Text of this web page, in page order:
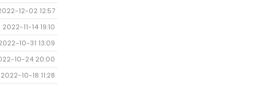
12-02 12:57
2022-11-14 19:10
10-31 13:09
10-24 20:00
2022-10-18 11:28